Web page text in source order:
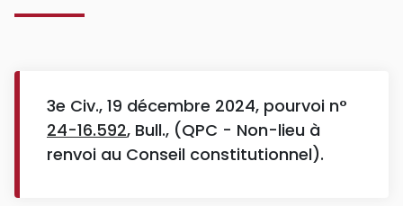
3e Civ., 19 décembre 2024, pourvoi n°
24-16.592, Bull., (QPC - Non-lieu à
renvoi au Conseil constitutionnel).